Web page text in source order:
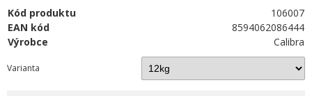
Kód produktu
106007
EAN kód
8594062086444
Výrobce
Calibra
Varianta